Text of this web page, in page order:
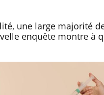
une large majorité
enquête montre à